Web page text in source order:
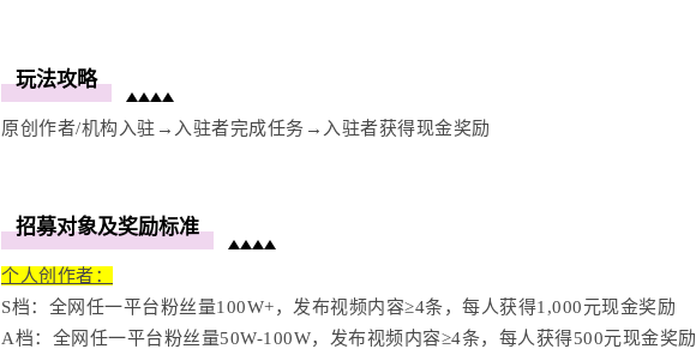
玩法攻略
原创作者/机构入驻→入驻者完成任务→入驻者获得现金奖励
招募对象及奖励标准
个人创作者：
S档：全网任一平台粉丝量100W+，发布视频内容≥4条，每人获得1,000元现金奖励
A档：全网任一平台粉丝量50W-100W，发布视频内容≥4条，每人获得500元现金奖励